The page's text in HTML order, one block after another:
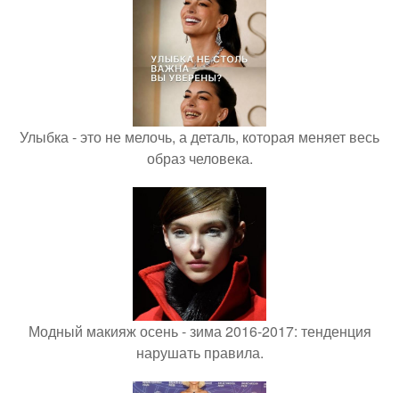
Улыбка - это не мелочь, а деталь, которая меняет весь
образ человека.
Модный макияж осень - зима 2016-2017: тенденция
нарушать правила.